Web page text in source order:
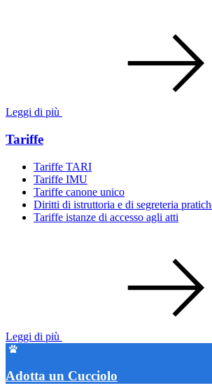
Leggi di più
Tariffe
Tariffe TARI
Tariffe IMU
Tariffe canone unico
Diritti di istruttoria e di segreteria
Tariffe istanze di accesso agli atti
Leggi di più
Adotta un Cucciolo